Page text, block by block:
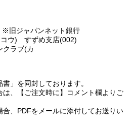
※旧ジャパンネット銀行
コウ) すずめ支店(002)
ラブ(カ
」を同封しております。
、【ご注文時に】コメント欄よりご
、PDFをメールに添付してお送りい